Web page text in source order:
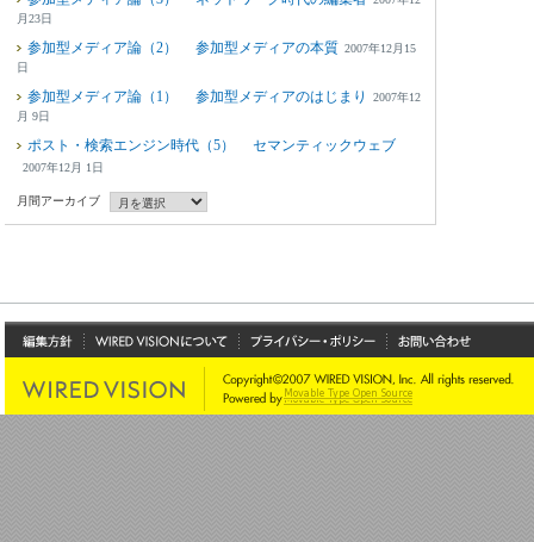
月23日
参加型メディア論（2） 参加型メディアの本質 2007年12月15
日
参加型メディア論（1） 参加型メディアのはじまり
2007年12
月 9日
ポスト・検索エンジン時代（5） セマンティックウェブ
2007年12月 1日
月間アーカイブ